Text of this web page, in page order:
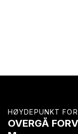
OVERGÅ
HØYDEPUNKT